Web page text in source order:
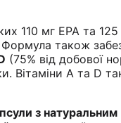
110 мг EPA та
також
(75% від добової
Вітаміни A та D
з натуральним